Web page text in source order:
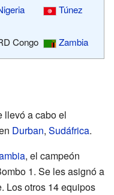
Túnez
Congo Zambia
llevó a cabo el
Durban, Sudáfrica.
, el campeón
1. Se les asignó a
Los otros 14 equipos